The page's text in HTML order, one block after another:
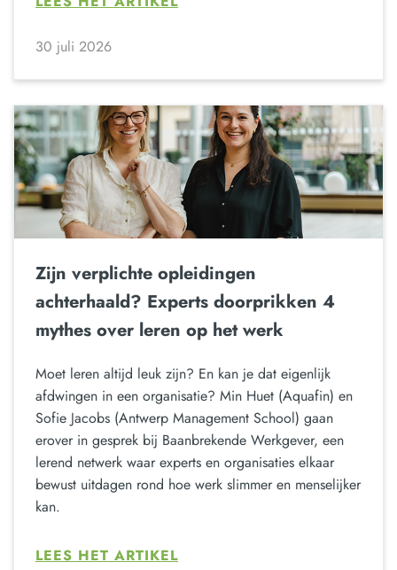
30 juli 2026
Zijn verplichte opleidingen
achterhaald? Experts doorprikken 4
mythes over leren op het werk
Moet leren altijd leuk zijn? En kan je dat eigenlijk
afdwingen in een organisatie? Min Huet (Aquafin) en
Sofie Jacobs (Antwerp Management School) gaan
erover in gesprek bij Baanbrekende Werkgever, een
lerend netwerk waar experts en organisaties elkaar
bewust uitdagen rond hoe werk slimmer en menselijker
kan.
LEES HET ARTIKEL